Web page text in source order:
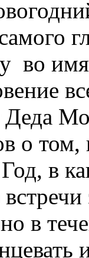
во
о
в
в